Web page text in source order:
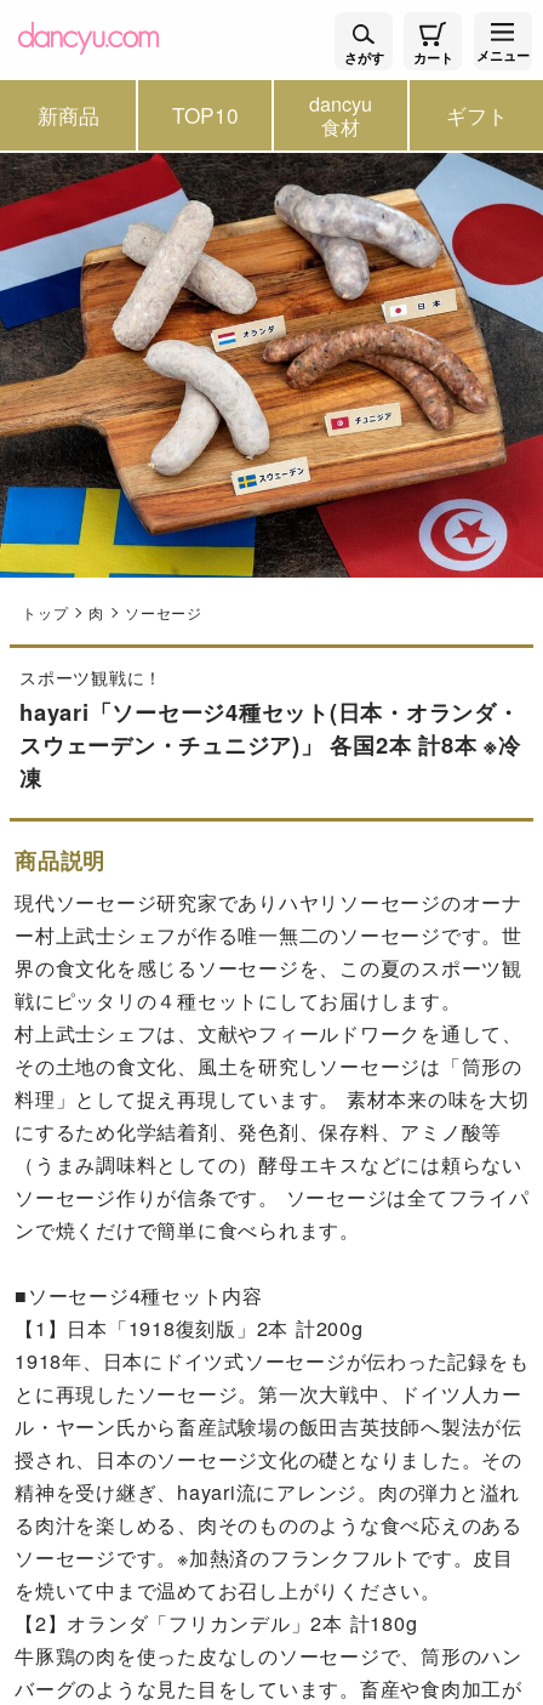
さがす カート メニュー
新商品 TOP10 dancyu
食材 ギフト
トップ 肉 ソーセージ
スポーツ観戦に！
hayari「ソーセージ4種セット(日本・オランダ・
スウェーデン・チュニジア)」 各国2本 計8本 ※冷
凍
商品説明
現代ソーセージ研究家でありハヤリソーセージのオーナ
ー村上武士シェフが作る唯一無二のソーセージです。世
界の食文化を感じるソーセージを、この夏のスポーツ観
戦にピッタリの４種セットにしてお届けします。
村上武士シェフは、文献やフィールドワークを通して、
その土地の食文化、風土を研究しソーセージは「筒形の
料理」として捉え再現しています。 素材本来の味を大切
にするため化学結着剤、発色剤、保存料、アミノ酸等
（うまみ調味料としての）酵母エキスなどには頼らない
ソーセージ作りが信条です。 ソーセージは全てフライパ
ンで焼くだけで簡単に食べられます。
■ソーセージ4種セット内容
【1】日本「1918復刻版」2本 計200g
1918年、日本にドイツ式ソーセージが伝わった記録をも
とに再現したソーセージ。第一次大戦中、ドイツ人カー
ル・ヤーン氏から畜産試験場の飯田吉英技師へ製法が伝
授され、日本のソーセージ文化の礎となりました。その
精神を受け継ぎ、hayari流にアレンジ。肉の弾力と溢れ
る肉汁を楽しめる、肉そのもののような食べ応えのある
ソーセージです。※加熱済のフランクフルトです。皮目
を焼いて中まで温めてお召し上がりください。
【2】オランダ「フリカンデル」2本 計180g
牛豚鶏の肉を使った皮なしのソーセージで、筒形のハン
バーグのような見た目をしています。畜産や食肉加工が